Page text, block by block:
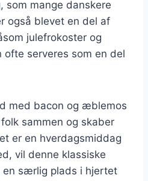
som mange danskere
også blevet en del af
julefrokoster og
serveres som en del
med bacon og æblemos
sammen og skaber
er en hverdagsmiddag
vil denne klassiske
en særlig plads i hjertet